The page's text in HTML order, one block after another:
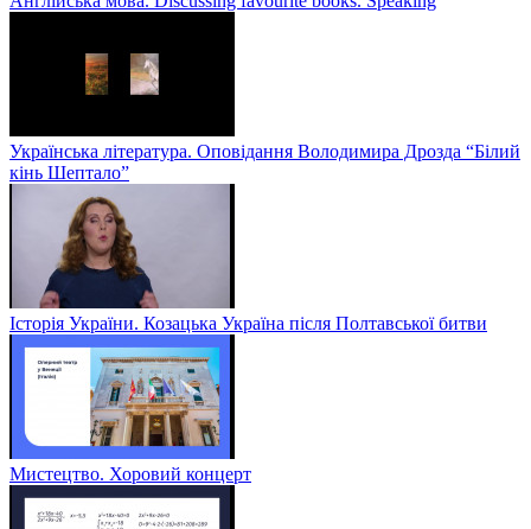
Українська література. Оповідання Володимира Дрозда “Білий
кінь Шептало”
Історія України. Козацька Україна після Полтавської битви
Мистецтво. Хоровий концерт